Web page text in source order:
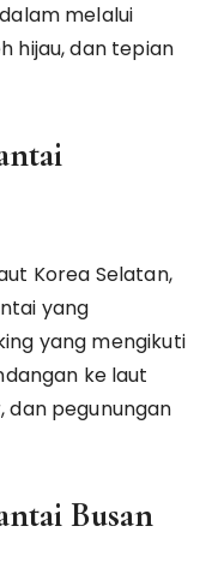
melalui
hijau, dan tepian
Korea Selatan,
yang
yang mengikuti
ke laut
dan pegunungan
Busan